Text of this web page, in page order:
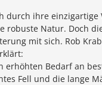
durch ihre
robuste Natur. Doch
mit sich. Rob
erhöhten Bedarf an
Fell und die lange